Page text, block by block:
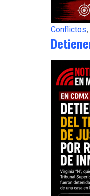
Conflictos